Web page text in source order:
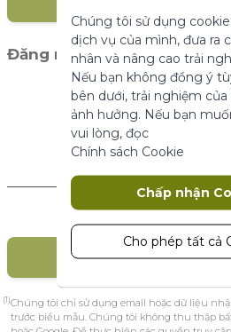
Đăng nhập với mạng xã hội
Khách
TẠO TÀI
(1)Chúng tôi chỉ sử dụng email hoặc dữ liệu
trước biểu mẫu. Chúng tôi không thu thập
thể hoạt động bình
giúp làm cho một trang
dụng được bằng cách
năng cơ bản.
Thông số sản phẩm
Cookie tiếp thị được sử
dõi và thu thập các
khách truy cập trên
lưu trữ dữ liệu người
cáo nhắm mục tiêu đến
đối tượng hơn. Ngoài
Chúng tôi sử dụng
dịch vụ của mình, đưa ra
nhân và nâng cao trải
Nếu bạn không đồng ý
bên dưới, trải nghiệm
ảnh hưởng. Nếu bạn
vui lòng, đọc
Chính sách Cookie
Chấp nhận
Cho phép tất cả